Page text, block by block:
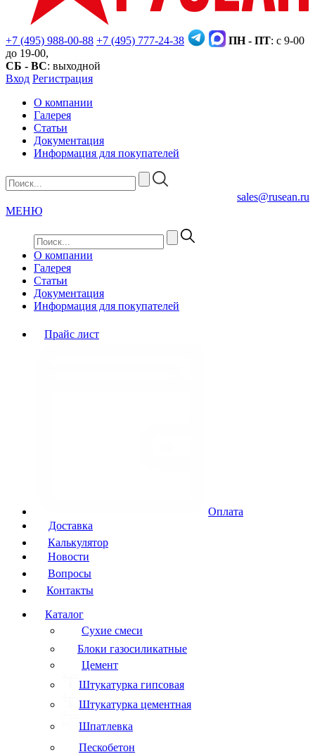
+7 (495) 988-00-88 +7 (495) 777-24-38 ПН - ПТ: с 9-00
до 19-00,
СБ - ВС: выходной
Вход Регистрация
О компании
Галерея
Статьи
Документация
Информация для покупателей
sales@rusean.ru
МЕНЮ
О компании
Галерея
Статьи
Документация
Информация для покупателей
Прайс лист
Оплата
Доставка
Калькулятор
Новости
Вопросы
Контакты
Каталог
Сухие смеси
Блоки газосиликатные
Цемент
Штукатурка гипсовая
Штукатурка цементная
Шпатлевка
Пескобетон